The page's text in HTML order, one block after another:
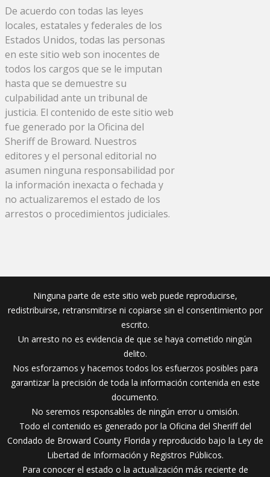
De acuerdo con todas las leyes
locales, estatales y federales de los
Estados Unidos, todas las personas
en este sitio web son inocentes de
todos los cargos que se le imputan
hasta que se demuestre su
culpabilidad ante un tribunal de
justicia. El contenido de este sitio web
fue generado por la Oficina del
Sheriff de Broward. Nuestros
editores y el personal editorial no
asumen ninguna responsabilidad por
la información inexacta o fechada y
no actualizaremos el estado de los
arrestos o procedimientos judiciales.
Ninguna parte de este sitio web puede reproducirse,
redistribuirse, retransmitirse ni copiarse sin el consentimiento por
escrito.
Un arresto no es evidencia de que se haya cometido ningún
delito.
Nos esforzamos y hacemos todos los esfuerzos posibles para
garantizar la precisión de toda la información contenida en este
documento.
No seremos responsables de ningún error u omisión.
Todo el contenido es generado por la Oficina del Sheriff del
Condado de Broward County Florida y reproducido bajo la Ley de
Libertad de Información y Registros Públicos.
Para conocer el estado o la actualización más reciente de